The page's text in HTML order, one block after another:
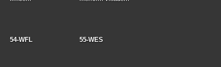
54-WFL 55-WES